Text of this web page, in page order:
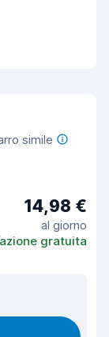
simile
14,98 €
al giorno
gratuita